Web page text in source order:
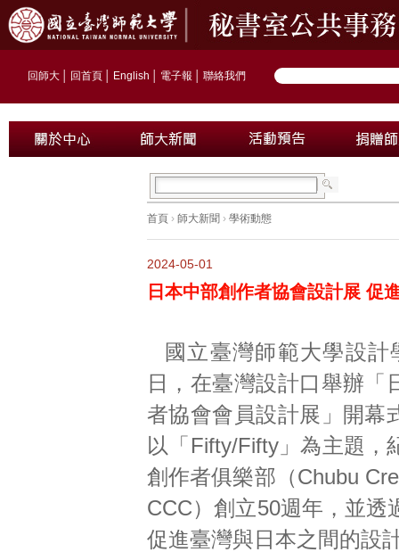
回師大 回首頁 English 電子報 聯絡我們
首頁 › 師大新聞 › 學術動態
2024-05-01
日本中部創作者協會設計展 促
國立臺灣師範大學設計
日，在臺灣設計口舉辦「
者協會會員設計展」開幕
以「Fifty/Fifty」為主題，
創作者俱樂部（Chubu
CCC）創立50週年，並透
促進臺灣與日本之間的設